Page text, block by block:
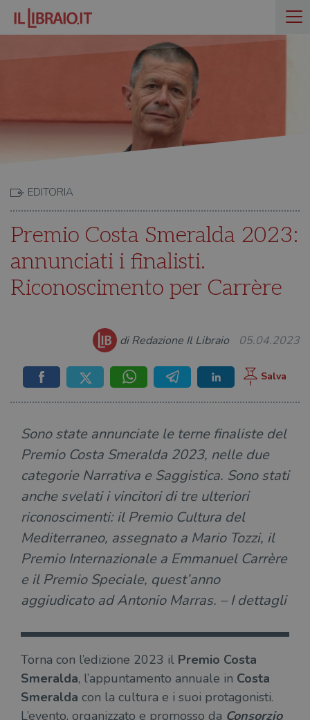
EDITORIA
Premio Costa Smeralda 2023:
annunciati i finalisti.
Riconoscimento per Carrère
di Redazione Il Libraio 05.04.2023
Sono state annunciate le terne finaliste del
Premio Costa Smeralda 2023, nelle due
categorie Narrativa e Saggistica. Sono stati
anche svelati i vincitori di tre ulteriori
riconoscimenti: il Premio Cultura del
Mediterraneo, assegnato a Mario Tozzi, il
Premio Internazionale a Emmanuel Carrère
e il Premio Speciale, quest’anno
aggiudicato ad Antonio Marras. – I dettagli
Torna con l’edizione 2023 il Premio Costa
Smeralda, l’appuntamento annuale in Costa
Smeralda con la cultura e i suoi protagonisti.
L’evento, organizzato e promosso da Consorzio